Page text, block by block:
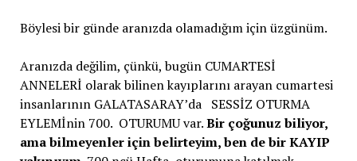
Böylesi bir günde aranızda olamadığım için üzgünüm.
Aranızda değilim, çünkü, bugün CUMARTESİ
ANNELERİ olarak bilinen kayıplarını arayan cumartesi
insanlarının GALATASARAY’da SESSİZ OTURMA
EYLEMİnin 700. OTURUMU var.Bir çoğunuz biliyor,
ama bilmeyenler için belirteyim, ben de bir KAYIP